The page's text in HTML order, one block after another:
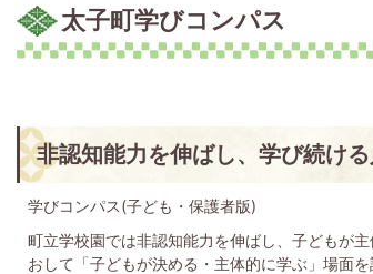
太子町学びコンパス
非認知能力を伸ばし、学び続け
学びコンパス(子ども・保護者版)
町立学校園では非認知能力を伸ばし、子どもが
おして「子どもが決める・主体的に学ぶ」場面